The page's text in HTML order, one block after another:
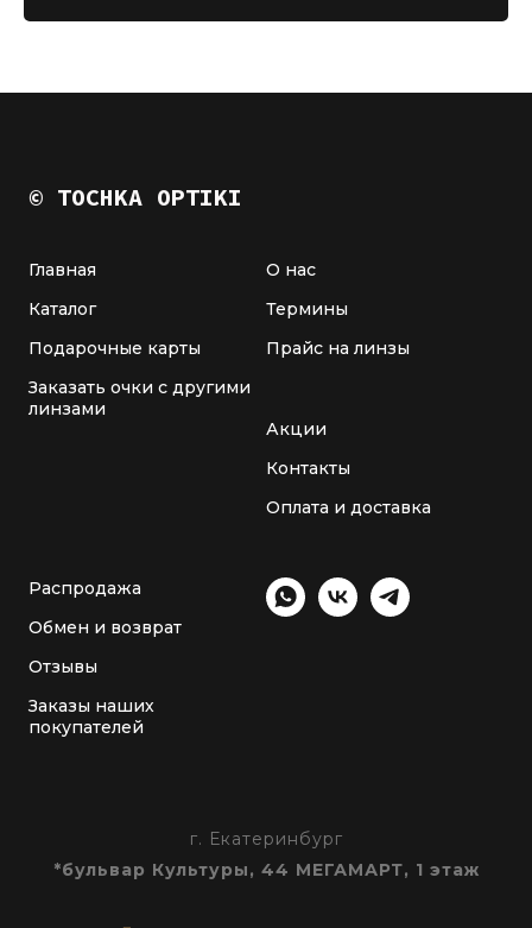
© TOCHKA OPTIKI
Главная
Каталог
Подарочные карты
Заказать очки с другими
линзами
О нас
Термины
Прайс на линзы
Акции
Контакты
Оплата и доставка
Распродажа
Обмен и возврат
Отзывы
Заказы наших
покупателей
г. Екатеринбург
*бульвар Культуры, 44 МЕГАМАРТ, 1 этаж